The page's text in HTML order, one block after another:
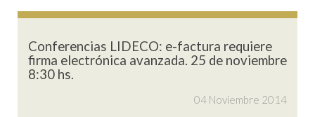
Conferencias LIDECO: e-factura requiere
firma electrónica avanzada. 25 de noviembre
8:30 hs.
04 Noviembre 2014